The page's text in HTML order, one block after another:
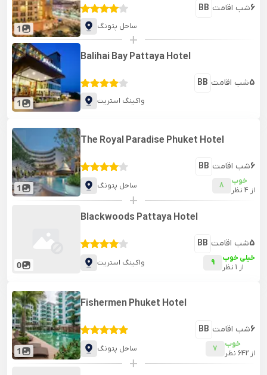
1
BB شب اقامت6
ساحل پتونگ
+
1
Balihai Bay Pattaya Hotel
BB شب اقامت5
واکینگ استریت
1
The Royal Paradise Phuket Hotel
BB شب اقامت6
ساحل پتونگ 8
خوب
از 4 نظر
+
0
Blackwoods Pattaya Hotel
BB شب اقامت5
واکینگ استریت 9
خیلی خوب
از 1 نظر
1
Fishermen Phuket Hotel
BB شب اقامت6
ساحل پتونگ 7
خوب
از 642 نظر
+